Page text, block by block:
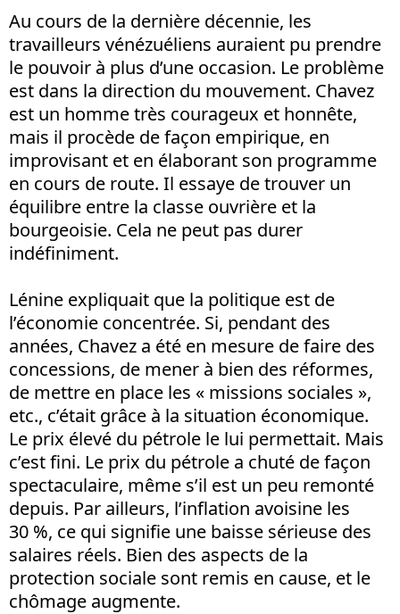
Au cours de la dernière décennie, les
travailleurs vénézuéliens auraient pu prendre
le pouvoir à plus d’une occasion. Le problème
est dans la direction du mouvement. Chavez
est un homme très courageux et honnête,
mais il procède de façon empirique, en
improvisant et en élaborant son programme
en cours de route. Il essaye de trouver un
équilibre entre la classe ouvrière et la
bourgeoisie. Cela ne peut pas durer
indéfiniment.
Lénine expliquait que la politique est de
l’économie concentrée. Si, pendant des
années, Chavez a été en mesure de faire des
concessions, de mener à bien des réformes,
de mettre en place les « missions sociales »,
etc., c’était grâce à la situation économique.
Le prix élevé du pétrole le lui permettait. Mais
c’est fini. Le prix du pétrole a chuté de façon
spectaculaire, même s’il est un peu remonté
depuis. Par ailleurs, l’inflation avoisine les
30 %, ce qui signifie une baisse sérieuse des
salaires réels. Bien des aspects de la
protection sociale sont remis en cause, et le
chômage augmente.